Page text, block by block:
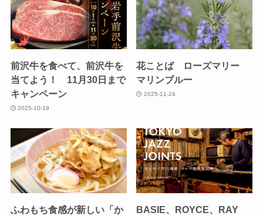
前沢牛を食べて、前沢牛を
当てよう！ 11月30日まで
キャンペーン
2025-10-19
花ことば ローズマリー
マリンブルー
2025-11-24
ふわもち食感が新しい「か
BASIE、ROYCE、RAY